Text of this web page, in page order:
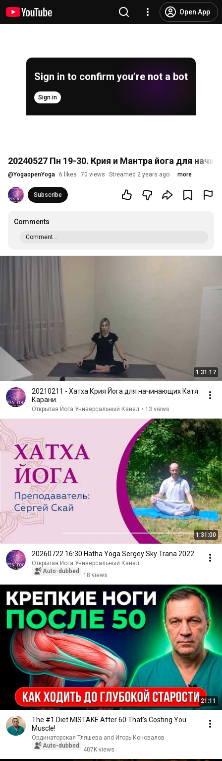
Open App
Sign in to confirm you’re not a bot
Sign in
20240527 Пн 19-30. Крия и Мантра йога для
@YogaopenYoga 6 likes 70 views Streamed 2 years ago more
Subscribe
Comments
Comment...
1:31:17
20210211 - Хатха Крия Йога для начинающих Катя
Карани.
Открытая Йога Универсальный Канал • 13 views
1:31:00
20260722 16:30 Hatha Yoga Sergey Sky Trana 2022
Открытая Йога Универсальный Канал
Auto-dubbed
18 views
21:11
The #1 Diet MISTAKE After 60 That's Costing You
Muscle!
Ординаторская Тляшева and Игорь Коновалов
Auto-dubbed
407K views